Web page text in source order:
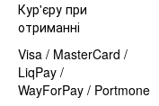
Кур'єру при
отриманні
Visa / MasterCard /
LiqPay /
WayForPay / Portmone